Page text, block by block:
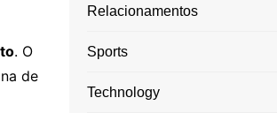
. O
de
Relacionamentos
Sports
Technology